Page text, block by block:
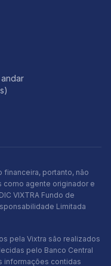
financeira, portanto, não
agente originador e
VIXTRA Fundo de
Limitada
pela Vixtra são realizados
pelo Banco Central
informações contidas